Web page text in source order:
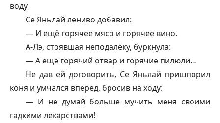
воду.
Се Яньлай лениво добавил:
— И ещё горячее мясо и горячее вино.
А-Лэ, стоявшая неподалёку, буркнула:
— А ещё горячий отвар и горячие пилюли…
Не дав ей договорить, Се Яньлай пришпорил
коня и умчался вперёд, бросив на ходу:
— И не думай больше мучить меня своими
гадкими лекарствами!